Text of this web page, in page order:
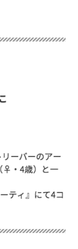
閉じる
る